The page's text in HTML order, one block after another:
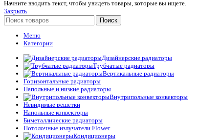
Начните вводить текст, чтобы увидеть товары, которые вы ищете.
Закрыть
Поиск
Меню
Категории
Дизайнерские радиаторы
Трубчатые радиаторы
Вертикальные радиаторы
Горизонтальные радиаторы
Напольные и низкие радиаторы
Внутрипольные конвекторы
Невидимые решетки
Напольные конвекторы
Биметаллические радиаторы
Потолочные излучатели Flower
Кондиционеры